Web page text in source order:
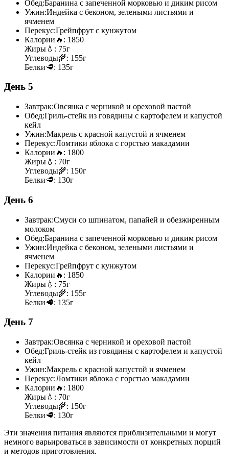
Обед:Баранина с запеченной морковью и диким рисом
Ужин:Индейка с беконом, зелеными листьями и
ячменем
Перекус:Грейпфрут с кунжутом
Калории 🔥: 1850
Жиры 💧: 75г
Углеводы🌾: 155г
Белки🥩: 135г
День 5
Завтрак:Овсянка с черникой и ореховой пастой
Обед:Гриль-стейк из говядины с картофелем и капустой
кейл
Ужин:Макрель с красной капустой и ячменем
Перекус:Ломтики яблока с горстью макадамии
Калории 🔥: 1800
Жиры 💧: 70г
Углеводы🌾: 150г
Белки🥩: 130г
День 6
Завтрак:Смуси со шпинатом, папайей и обезжиренным
молоком
Обед:Баранина с запеченной морковью и диким рисом
Ужин:Индейка с беконом, зелеными листьями и
ячменем
Перекус:Грейпфрут с кунжутом
Калории 🔥: 1850
Жиры 💧: 75г
Углеводы🌾: 155г
Белки🥩: 135г
День 7
Завтрак:Овсянка с черникой и ореховой пастой
Обед:Гриль-стейк из говядины с картофелем и капустой
кейл
Ужин:Макрель с красной капустой и ячменем
Перекус:Ломтики яблока с горстью макадамии
Калории 🔥: 1800
Жиры 💧: 70г
Углеводы🌾: 150г
Белки🥩: 130г
Эти значения питания являются приблизительными и могут
немного варьироваться в зависимости от конкретных порций
и методов приготовления.